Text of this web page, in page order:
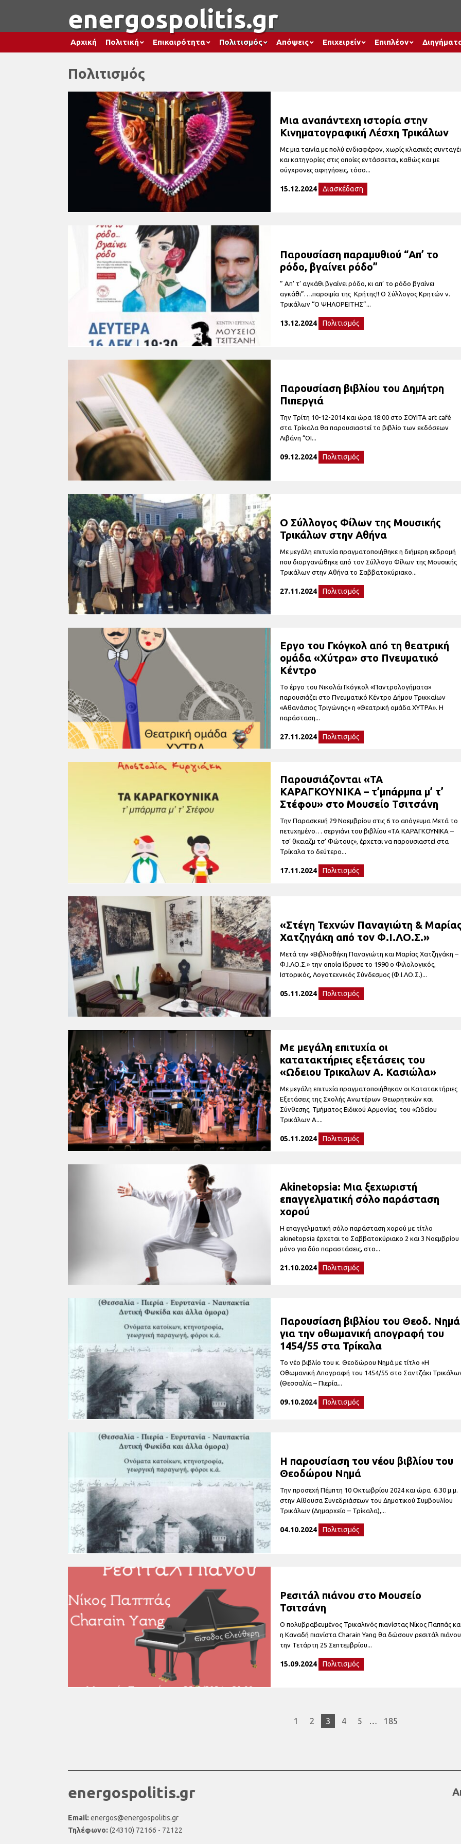
energospolitis.gr
Αρχική Πολιτική Επικαιρότητα Πολιτισμός Απόψεις Επιχειρείν Επιπλέον
Πολιτισμός
Μια αναπάντεχη ιστορία στην
Κινηματογραφική Λέσχη Τρικάλων
Με μια ταινία με πολύ ενδιαφέρον, χωρίς κλασικές
και κατηγορίες στις οποίες εντάσσεται, καθώς και με
σύγχρονες αφηγήσεις, τόσο...
15.12.2024 Διασκέδαση
Παρουσίαση παραμυθιού “Απ’ το
ρόδο, βγαίνει ρόδο”
” Απ’ τ’ αγκάθι βγαίνει ρόδο, κι απ’ το ρόδο βγαίνει
αγκάθι”….παροιμία της Κρήτης!! Ο Σύλλογος Κρητών ν.
Τρικάλων “Ο ΨΗΛΟΡΕΙΤΗΣ”...
13.12.2024 Πολιτισμός
Παρουσίαση βιβλίου του Δημήτρη
Πιπεργιά
Την Τρίτη 10-12-2014 και ώρα 18:00 στο ΣΟΥΙΤΑ art café
στα Τρίκαλα θα παρουσιαστεί το βιβλίο των εκδόσεων
Λιβάνη “ΟΙ...
09.12.2024 Πολιτισμός
O Σύλλογος Φίλων της Μουσικής
Τρικάλων στην Αθήνα
Με μεγάλη επιτυχία πραγματοποιήθηκε η διήμερη εκδρομή
που διοργανώθηκε από τον Σύλλογο Φίλων της Μουσικής
Τρικάλων στην Αθήνα το Σαββατοκύριακο...
27.11.2024 Πολιτισμός
Εργο του Γκόγκολ από τη θεατρική
ομάδα «Χύτρα» στο Πνευματικό
Κέντρο
Το έργο του Νικολάι Γκόγκολ «Παντρολογήματα»
παρουσιάζει στο Πνευματικό Κέντρο Δήμου Τρικκαίων
«Αθανάσιος Τριγώνης» η «Θεατρική ομάδα ΧΥΤΡΑ». Η
παράσταση...
27.11.2024 Πολιτισμός
Παρουσιάζονται «ΤΑ
ΚΑΡΑΓΚΟΥΝΙΚΑ – τ’μπάρμπα μ’ τ’
Στέφου» στο Μουσείο Τσιτσάνη
Την Παρασκευή 29 Νοεμβρίου στις 6 το απόγευμα Μετά το
πετυχημένο… σεργιάνι του βιβλίου «ΤΑ ΚΑΡΑΓΚΟΥΝΙΚΑ –
τσ’ θκειαζμ τσ’ Φώτους», έρχεται να παρουσιαστεί στα
Τρίκαλα το δεύτερο...
17.11.2024 Πολιτισμός
«Στέγη Τεχνών Παναγιώτη &
Χατζηγάκη από τον Φ.Ι.ΛΟ.Σ.»
Μετά την «Βιβλιοθήκη Παναγιώτη και Μαρίας Χατζηγάκη –
Φ.Ι.ΛΟ.Σ.» την οποία ίδρυσε το 1990 ο Φιλολογικός,
Ιστορικός, Λογοτεχνικός Σύνδεσμος (Φ.Ι.ΛΟ.Σ.)...
05.11.2024 Πολιτισμός
Με μεγάλη επιτυχία οι
κατατακτήριες εξετάσεις του
«Ωδειου Τρικαλων Α. Κασιώλα»
Με μεγάλη επιτυχία πραγματοποιήθηκαν οι Κατατακτήριες
Εξετάσεις της Σχολής Ανωτέρων Θεωρητικών και
Σύνθεσης, Τμήματος Ειδικού Αρμονίας, του «Ωδείου
Τρικάλων Α....
05.11.2024 Πολιτισμός
Akinetopsia: Μια ξεχωριστή
επαγγελματική σόλο παράσταση
χορού
Η επαγγελματική σόλο παράσταση χορού με τίτλο
akinetopsia έρχεται το Σαββατοκύριακο 2 και 3 Νοεμβρίου
μόνο για δύο παραστάσεις, στο...
21.10.2024 Πολιτισμός
Παρουσίαση βιβλίου του Θεοδ. Νημά
για την οθωμανική απογραφή του
1454/55 στα Τρίκαλα
Το νέο βιβλίο του κ. Θεοδώρου Νημά με τίτλο «Η
Οθωμανική Απογραφή του 1454/55 στο Σαντζάκι
(Θεσσαλία – Πιερία...
09.10.2024 Πολιτισμός
Η παρουσίαση του νέου βιβλίου του
Θεοδώρου Νημά
Την προσεχή Πέμπτη 10 Οκτωβρίου 2024 και ώρα 6.30 μ.μ.
στην Αίθουσα Συνεδριάσεων του Δημοτικού Συμβουλίου
Τρικάλων (Δημαρχείο – Τρίκαλα),...
04.10.2024 Πολιτισμός
Ρεσιτάλ πιάνου στο Μουσείο
Τσιτσάνη
Ο πολυβραβευμένος Τρικαλινός πιανίστας Νίκος Παππάς
η Καναδή πιανίστα Charain Yang θα δώσουν ρεσιτάλ πιάνου
την Τετάρτη 25 Σεπτεμβρίου...
15.09.2024 Πολιτισμός
1 2 3 4 5 … 185
energospolitis.gr
Email: energos@energospolitis.gr
Τηλέφωνο: (24310) 72166 - 72122